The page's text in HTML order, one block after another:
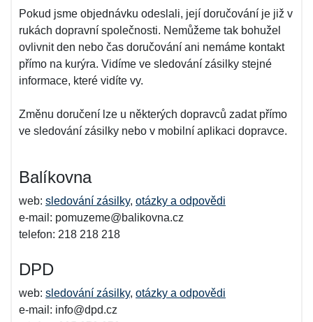
Pokud jsme objednávku odeslali, její doručování je již v
rukách dopravní společnosti. Nemůžeme tak bohužel
ovlivnit den nebo čas doručování ani nemáme kontakt
přímo na kurýra. Vidíme ve sledování zásilky stejné
informace, které vidíte vy.
Změnu doručení lze u některých dopravců zadat přímo
ve sledování zásilky nebo v mobilní aplikaci dopravce.
Balíkovna
web: sledování zásilky, otázky a odpovědi
e-mail: pomuzeme@balikovna.cz
telefon: 218 218 218
DPD
web: sledování zásilky, otázky a odpovědi
e-mail: info@dpd.cz